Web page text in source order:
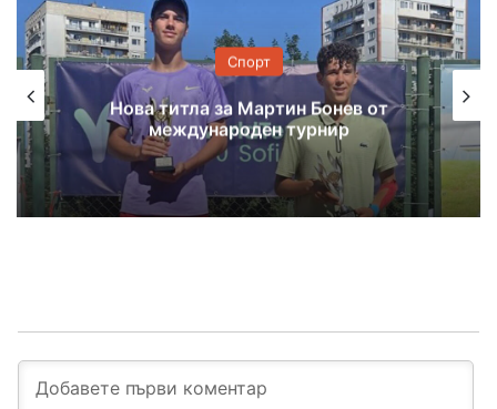
Спорт
Нова титла за Мартин Бонев от
международен турнир